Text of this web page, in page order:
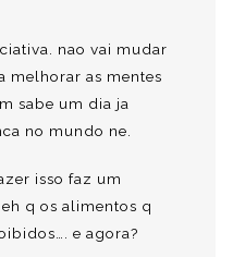
nao vai mudar
melhorar as mentes
sabe um dia ja
no mundo ne.
isso faz um
q os alimentos q
e agora?